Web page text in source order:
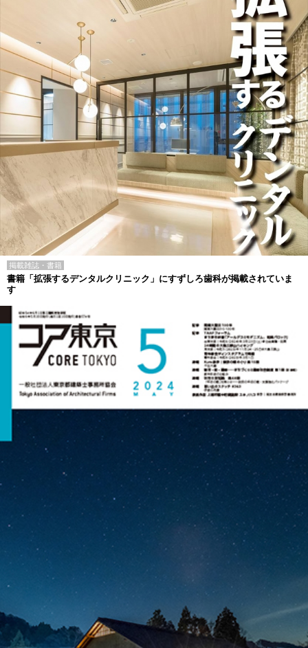
掲載雑誌・書籍
書籍「拡張するデンタルクリニック」にすずしろ歯科が掲載されていま
す